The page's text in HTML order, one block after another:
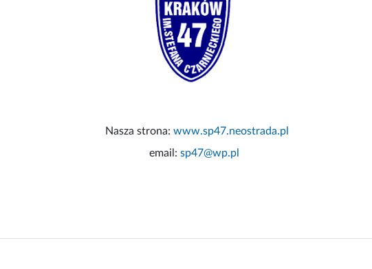
Nasza strona: www.sp47.neostrada.pl
email: sp47@wp.pl